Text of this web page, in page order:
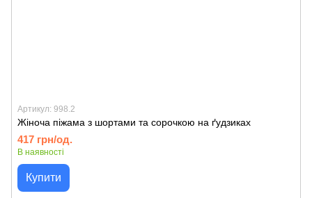
Артикул: 998.2
Жіноча піжама з шортами та сорочкою на ґудзиках
417 грн/од.
В наявності
Купити